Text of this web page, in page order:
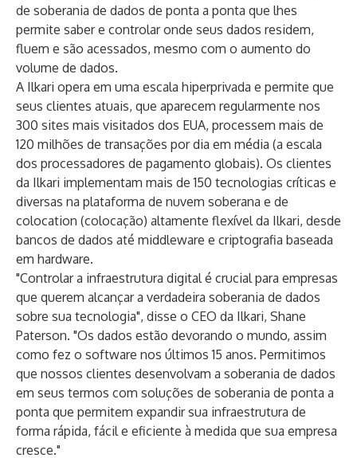
de soberania de dados de ponta a ponta que lhes
permite saber e controlar onde seus dados residem,
fluem e são acessados, mesmo com o aumento do
volume de dados.
A Ilkari opera em uma escala hiperprivada e permite que
seus clientes atuais, que aparecem regularmente nos
300 sites mais visitados dos EUA, processem mais de
120 milhões de transações por dia em média (a escala
dos processadores de pagamento globais). Os clientes
da Ilkari implementam mais de 150 tecnologias críticas e
diversas na plataforma de nuvem soberana e de
colocation (colocação) altamente flexível da Ilkari, desde
bancos de dados até middleware e criptografia baseada
em hardware.
"Controlar a infraestrutura digital é crucial para empresas
que querem alcançar a verdadeira soberania de dados
sobre sua tecnologia", disse o CEO da Ilkari, Shane
Paterson. "Os dados estão devorando o mundo, assim
como fez o software nos últimos 15 anos. Permitimos
que nossos clientes desenvolvam a soberania de dados
em seus termos com soluções de soberania de ponta a
ponta que permitem expandir sua infraestrutura de
forma rápida, fácil e eficiente à medida que sua empresa
cresce."